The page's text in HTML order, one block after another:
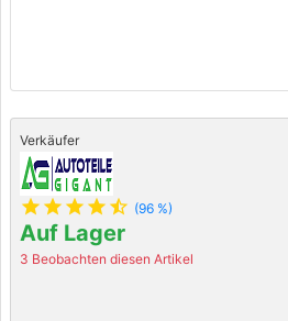
Verkäufer
star star star star star_half (96 %)
Auf Lager
3 Beobachten diesen Artikel